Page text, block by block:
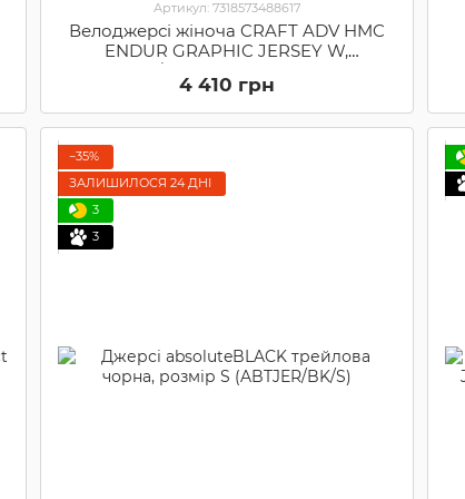
Артикул: 7318573488617
Велоджерсі жіноча CRAFT ADV HMC
ENDUR GRAPHIC JERSEY W,
GLORY/POP, S (7318573488617)
4 410 грн
−35%
ЗАЛИШИЛОСЯ 24 ДНІ
3
3